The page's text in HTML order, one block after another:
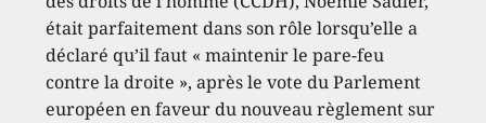
était parfaitement dans son rôle lorsqu’elle a
déclaré qu’il faut « maintenir le pare-feu
contre la droite », après le vote du Parlement
européen en faveur du nouveau règlement sur